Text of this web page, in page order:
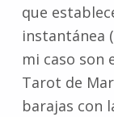
que
instantánea
mi caso son
Tarot de
barajas con